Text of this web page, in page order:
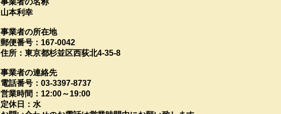
事業者の名称
山本利幸
事業者の所在地
郵便番号：167-0042
住所：東京都杉並区西荻北4-35-8
事業者の連絡先
電話番号：03-3397-8737
営業時間：12:00～19:00
定休日：水